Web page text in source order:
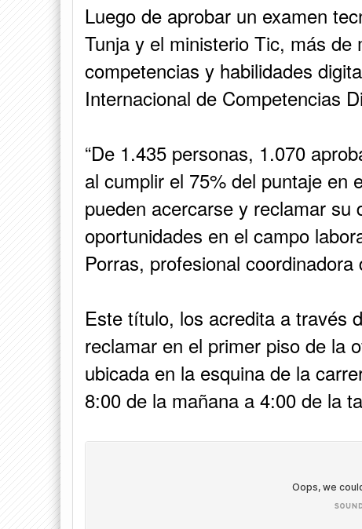
Luego de aprobar un examen
Tunja y el ministerio Tic, más
competencias y habilidades
Internacional de Competencias
“De 1.435 personas, 1.070
al cumplir el 75% del puntaje en
pueden acercarse y reclamar su
oportunidades en el campo
Porras, profesional
Este título, los acredita a través
reclamar en el primer piso de la
ubicada en la esquina de la
8:00 de la mañana a 4:00 de la